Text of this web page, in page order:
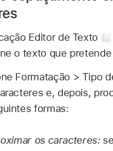
Editor de Texto
o texto que pretende
Formatação > Tipo
e, depois,
formas:
os caracteres: